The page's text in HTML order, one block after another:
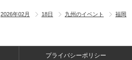
2026年02月 18日 九州のイベント
福岡
プライバシーポリシー